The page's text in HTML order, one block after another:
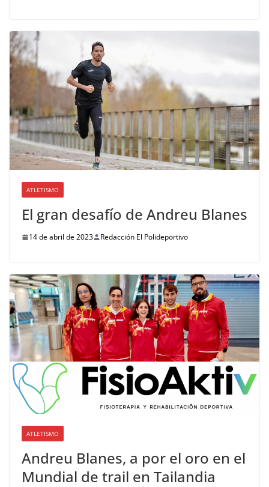
ATLETISMO
El gran desafío de Andreu Blanes
14 de abril de 2023 Redacción El Polideportivo
ATLETISMO
Andreu Blanes, a por el oro en el
Mundial de trail en Tailandia